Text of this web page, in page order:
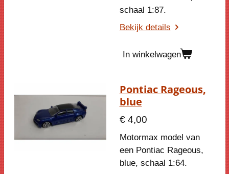
schaal 1:87.
Bekijk details
In winkelwagen
Pontiac Rageous,
blue
€ 4,00
Motormax model van
een Pontiac Rageous,
blue, schaal 1:64.